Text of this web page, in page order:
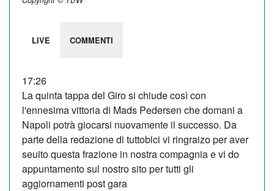
LIVE COMMENTI
17:26
La quinta tappa del Giro si chiude così con
l'ennesima vittoria di Mads Pedersen che domani a
Napoli potrà giocarsi nuovamente il successo. Da
parte della redazione di tuttobici vi ringraizo per aver
seuito questa frazione in nostra compagnia e vi do
appuntamento sul nostro sito per tutti gli
aggiornamenti post gara